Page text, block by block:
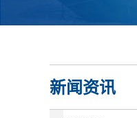
新闻资讯